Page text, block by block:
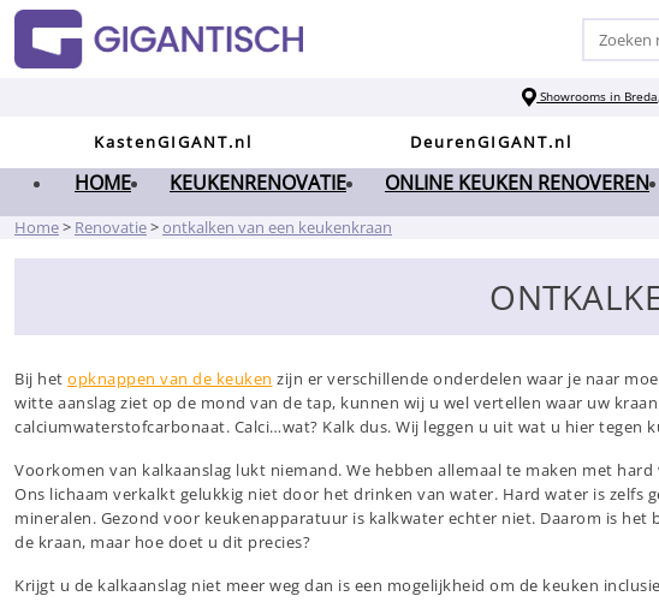
Showrooms in
KastenGIGANT.nl DeurenGIGANT.nl
HOME KEUKENRENOVATIE ONLINE KEUKEN RENOVEREN
Home> Renovatie>ontkalken van een keukenkraan
Bij het opknappen van de keuken zijn er verschillende onderdelen waar je naar
witte aanslag ziet op de mond van de tap, kunnen wij u wel vertellen waar uw
calciumwaterstofcarbonaat. Calci…wat? Kalk dus. Wij leggen u uit wat u hier tegen
Voorkomen van kalkaanslag lukt niemand. We hebben allemaal te maken met
Ons lichaam verkalkt gelukkig niet door het drinken van water. Hard water is zelfs
mineralen. Gezond voor keukenapparatuur is kalkwater echter niet. Daarom is
de kraan, maar hoe doet u dit precies?
Krijgt u de kalkaanslag niet meer weg dan is een mogelijkheid om de keuken